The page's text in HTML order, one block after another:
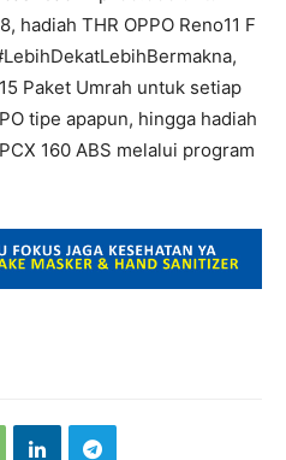
hadiah THR OPPO Reno11 F
Paket Umrah untuk setiap
tipe apapun, hingga hadiah
160 ABS melalui program